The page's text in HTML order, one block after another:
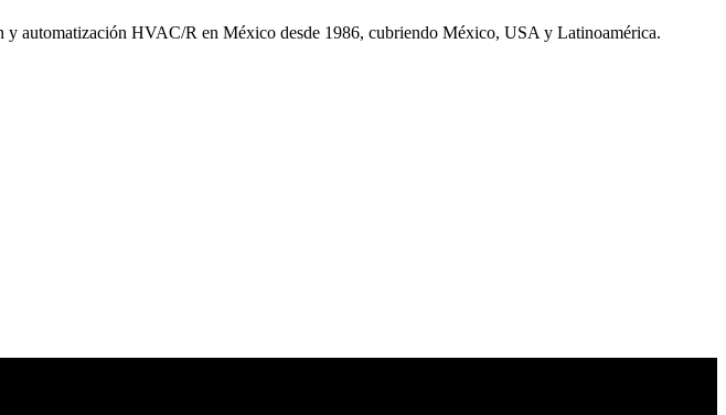
automatización HVAC/R en México desde 1986, cubriendo México, USA y Latinoamérica.